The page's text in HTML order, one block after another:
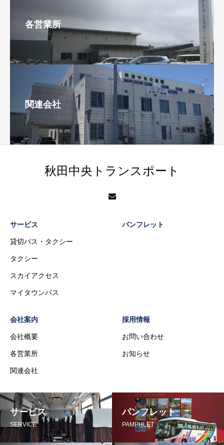
各営業所
関連会社
秋田中央トランスポート
サービス
貸切バス・タクシー
タクシー
スカイアクセス
マイタウンバス
パンフレット
会社案内
会社概要
各営業所
関連会社
採用情報
お問い合わせ
お知らせ
サービス
SERVICE
パンフレット
PAMPHLET